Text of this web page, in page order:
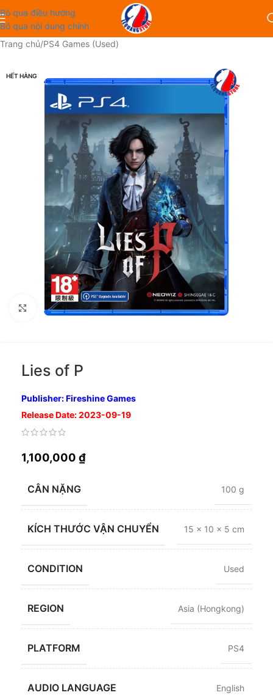
Bỏ qua điều hướng
Bỏ qua nội dung chính
Trang chủ/PS4 Games (Used)
HẾT HÀNG
Nhấp để phóng to
Lies of P
Publisher: Fireshine Games
Release Date: 2023-09-19
1,100,000 ₫
CÂN NẶNG 100 g
KÍCH THƯỚC VẬN CHUYỂN 15 × 10 × 5 cm
CONDITION Used
REGION Asia (Hongkong)
PLATFORM PS4
AUDIO LANGUAGE English